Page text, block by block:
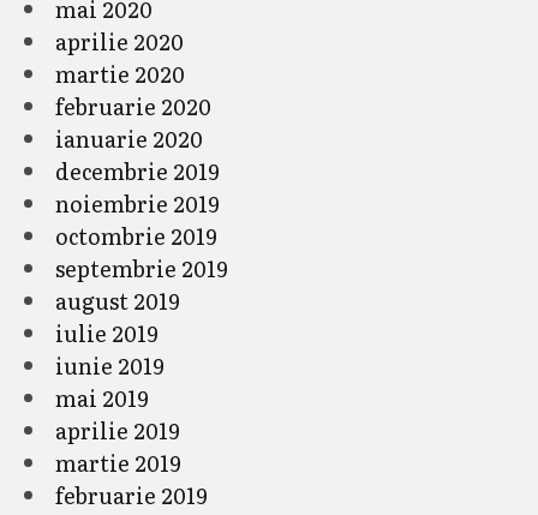
mai 2020
aprilie 2020
martie 2020
februarie 2020
ianuarie 2020
decembrie 2019
noiembrie 2019
octombrie 2019
septembrie 2019
august 2019
iulie 2019
iunie 2019
mai 2019
aprilie 2019
martie 2019
februarie 2019